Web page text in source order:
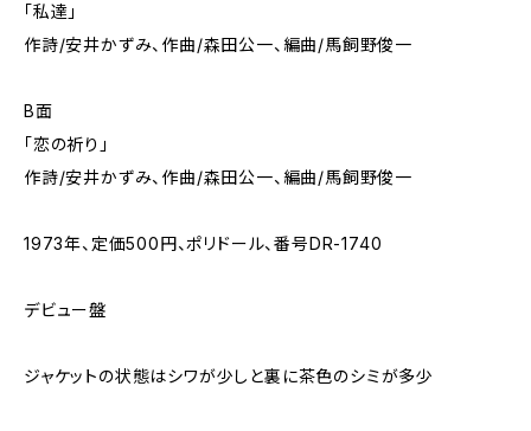
「私達」
作詩/安井かずみ、作曲/森田公一、編曲/馬飼野俊一
B面
「恋の祈り」
作詩/安井かずみ、作曲/森田公一、編曲/馬飼野俊一
1973年、定価500円、ポリドール、番号DR-1740
デビュー盤
ジャケットの状態はシワが少しと裏に茶色のシミが多少